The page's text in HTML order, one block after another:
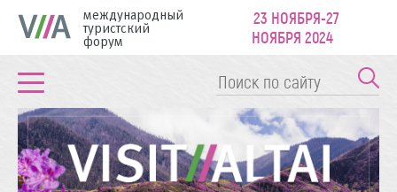
международный
туристский
форум
23 НОЯБРЯ-27
НОЯБРЯ 2024